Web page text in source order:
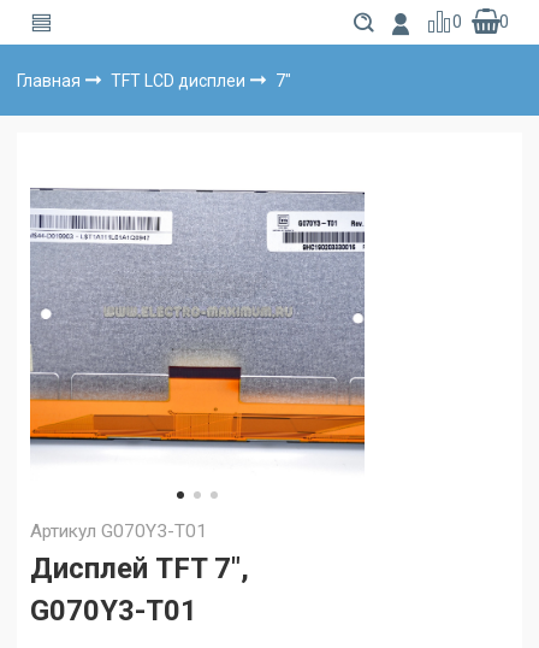
0 0
Главная TFT LCD дисплеи 7"
АртикулG070Y3-T01
Дисплей TFT 7″,
G070Y3-T01